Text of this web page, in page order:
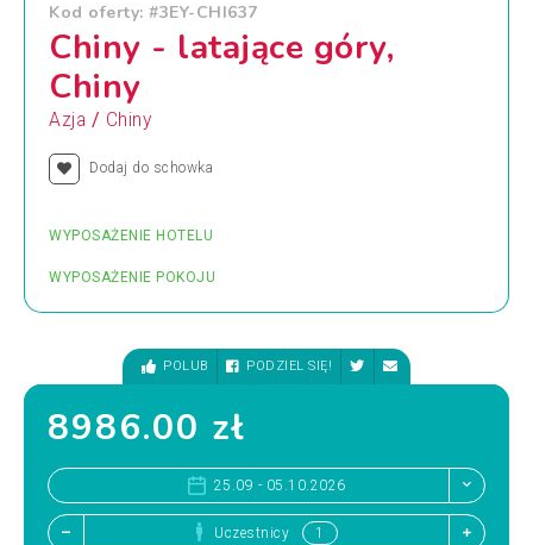
Kod oferty: #3EY-CHI637
Chiny - latające góry,
Chiny
Azja / Chiny
Dodaj do schowka
WYPOSAŻENIE HOTELU
WYPOSAŻENIE POKOJU
POLUB PODZIEL SIĘ!
8986.00 zł
25.09 - 05.10.2026
Uczestnicy